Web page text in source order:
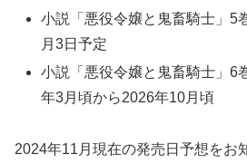
小説「悪役令嬢と鬼畜騎士」5
月3日予定
小説「悪役令嬢と鬼畜騎士」6
年3月頃から2026年10月頃
2024年11月現在の発売日予想をお